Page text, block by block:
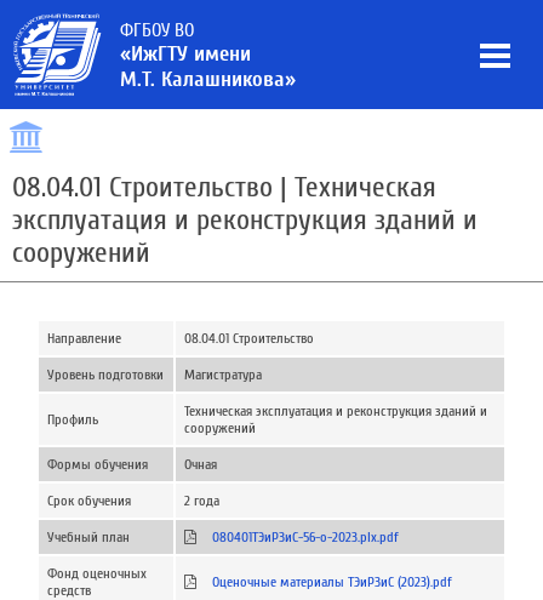
ФГБОУ ВО
«ИжГТУ имени
М.Т. Калашникова»
08.04.01 Строительство | Техническая
эксплуатация и реконструкция зданий и
сооружений
Направление 08.04.01 Строительство
Уровень подготовки Магистратура
Профиль
Техническая эксплуатация и реконструкция зданий и
сооружений
Формы обучения Очная
Срок обучения 2 года
Учебный план 080401ТЭиРЗиС-56-о-2023.plx.pdf
Фонд оценочных
средств
Оценочные материалы ТЭиРЗиС (2023).pdf